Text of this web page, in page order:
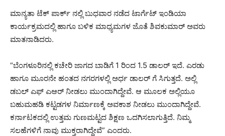
ಮಾನ್ಯತಾ ಟೆಕ್ ಪಾರ್ಕ್ ನಲ್ಲಿ ಬುಧವಾರ ನಡೆದ ಟಾರ್ಗೆಟ್ ಇಂಡಿಯಾ
ಕಾರ್ಯಕ್ರಮದಲ್ಲಿ ಹಾಗೂ ಬಳಿಕ ಮಾಧ್ಯಮಗಳ ಜೊತೆ ಶಿವಕುಮಾರ್ ಅವರು
ಮಾತನಾಡಿದರು.
“ಬೆಂಗಳೂರಿನಲ್ಲಿ ಕಚೇರಿ ಜಾಗದ ಬಾಡಿಗೆ 1 ರಿಂದ 1.5 ಡಾಲರ್ ಇದೆ. ಎರಡು
ಹಾಗೂ ಮೂರನೇ ಹಂತದ ನಗರಗಳಲ್ಲಿ ಅರ್ಧ ಡಾಲರ್ ಗೆ ಸಿಗುತ್ತದೆ. ಅಲ್ಲಿ
ಡಬಲ್ ಎಫ್ ಎಆರ್ ನೀಡಲು ಮುಂದಾಗಿದ್ದೇವೆ. ಆ ಮೂಲಕ ಅಲ್ಲಿಯೂ
ಬಹುಮಹಡಿ ಕಟ್ಟಡಗಳ ನಿರ್ಮಾಣಕ್ಕೆ ಅವಕಾಶ ನೀಡಲು ಮುಂದಾಗಿದ್ದೇವೆ.
ಕರ್ನಾಟಕದಲ್ಲಿ ಉತ್ತಮ ಗುಣಮಟ್ಟದ ಶಿಕ್ಷಣ ಒದಗಿಸಲಾಗುತ್ತಿದೆ. ನಿಮ್ಮ
ಸಲಹೆಗಳಿಗೆ ನಾವು ಮುಕ್ತರಾಗಿದ್ದೇವೆ” ಎಂದರು.